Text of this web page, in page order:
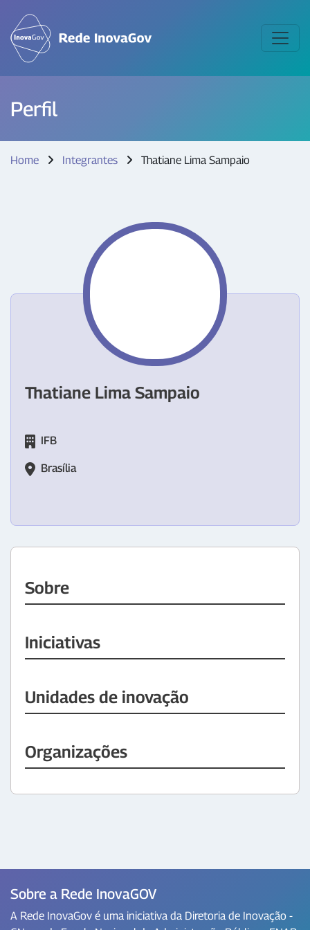
Perfil
Home Integrantes Thatiane Lima Sampaio
Thatiane Lima Sampaio
IFB
Brasília
Sobre
Iniciativas
Unidades de inovação
Organizações
Sobre a Rede InovaGOV
A Rede InovaGov é uma iniciativa da Diretoria de Inovação -